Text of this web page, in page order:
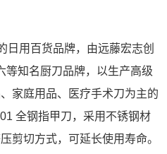
日用百货品牌，由远藤宏志创
等知名厨刀品牌，以生产高级
家庭用品、医疗手术刀为主的
全钢指甲刀，采用不锈钢材
剪切方式，可延长使用寿命。